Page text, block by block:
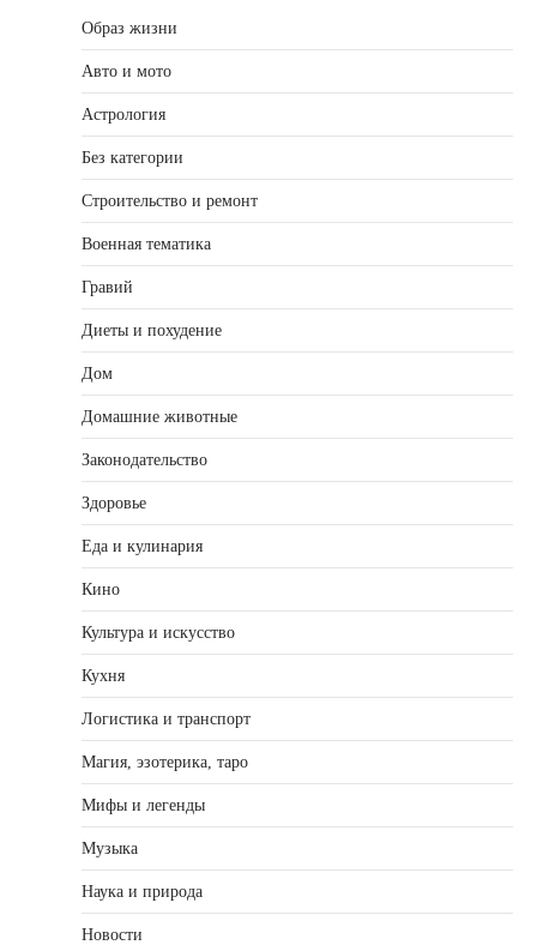
Образ жизни
Авто и мото
Астрология
Без категории
Строительство и ремонт
Военная тематика
Гравий
Диеты и похудение
Дом
Домашние животные
Законодательство
Здоровье
Еда и кулинария
Кино
Культура и искусство
Кухня
Логистика и транспорт
Магия, эзотерика, таро
Мифы и легенды
Музыка
Наука и природа
Новости